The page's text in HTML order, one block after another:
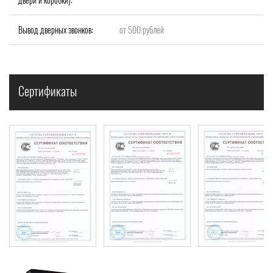
Вывод дверных звонков: от 500 рублей
Сертификаты